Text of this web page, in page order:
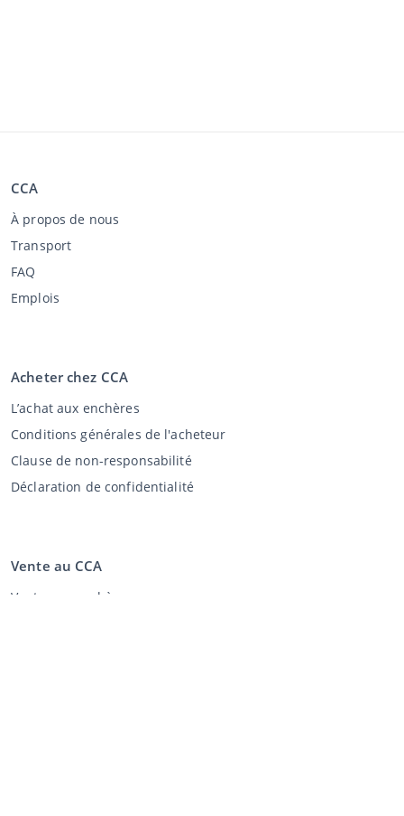
CCA
À propos de nous
Transport
FAQ
Emplois
Acheter chez CCA
L’achat aux enchères
Conditions générales de l'acheteur
Clause de non-responsabilité
Déclaration de confidentialité
Vente au CCA
Vente aux enchères